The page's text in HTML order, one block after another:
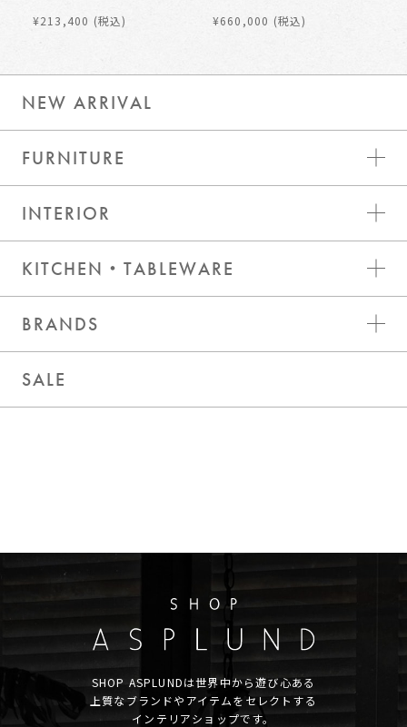
¥213,400 (税込) ¥660,000 (税込)
NEW ARRIVAL
FURNITURE
INTERIOR
KITCHEN・TABLEWARE
BRANDS
SALE
SHOP ASPLUNDは世界中から遊び心ある
上質なブランドやアイテムをセレクトする
インテリアショップです。